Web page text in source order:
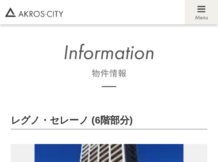
レグノ・セレーノ (6階部分)